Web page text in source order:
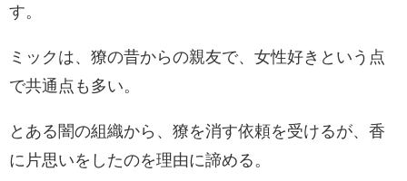
す。
ミックは、 獠の昔からの親友で、女性好きという点
で共通点も多い。
とある闇の組織から、 獠を消す依頼を受けるが、香
に片思いをしたのを理由に諦める。